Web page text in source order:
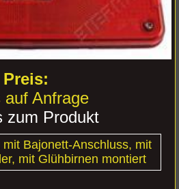
auf Anfrage
Bajonett-Anschluss, mit
mit Glühbirnen montiert
zum Produkt